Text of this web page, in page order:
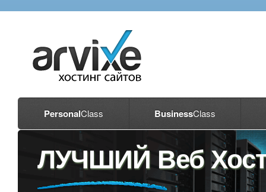
PersonalClass BusinessClass
ЛУЧШИЙ Веб